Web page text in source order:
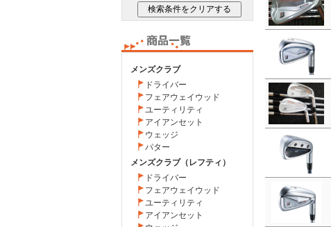
メンズクラブ
ドライバー
フェアウェイウッド
ユーティリティ
アイアンセット
ウェッジ
パター
メンズクラブ（レフティ）
ドライバー
フェアウェイウッド
ユーティリティ
アイアンセット